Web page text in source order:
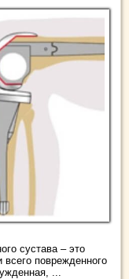
сустава – это
поврежденного
...